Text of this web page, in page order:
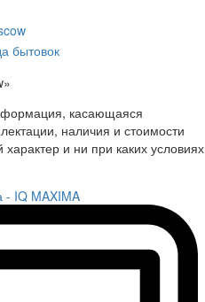
бытовок
касающаяся
наличия и стоимости
и ни при каких условиях
- IQ MAXIMA